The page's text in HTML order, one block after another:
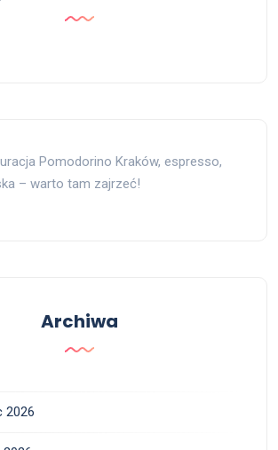
Pomodorino Kraków, espresso,
– warto tam zajrzeć!
Archiwa
2026